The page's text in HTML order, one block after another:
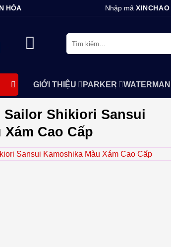
HÓA Nhập mã XINCHAO
Tìm
kiếm:
GIỚI THIỆU PARKER WATERMAN
Sailor Shikiori Sansui
Cao Cấp